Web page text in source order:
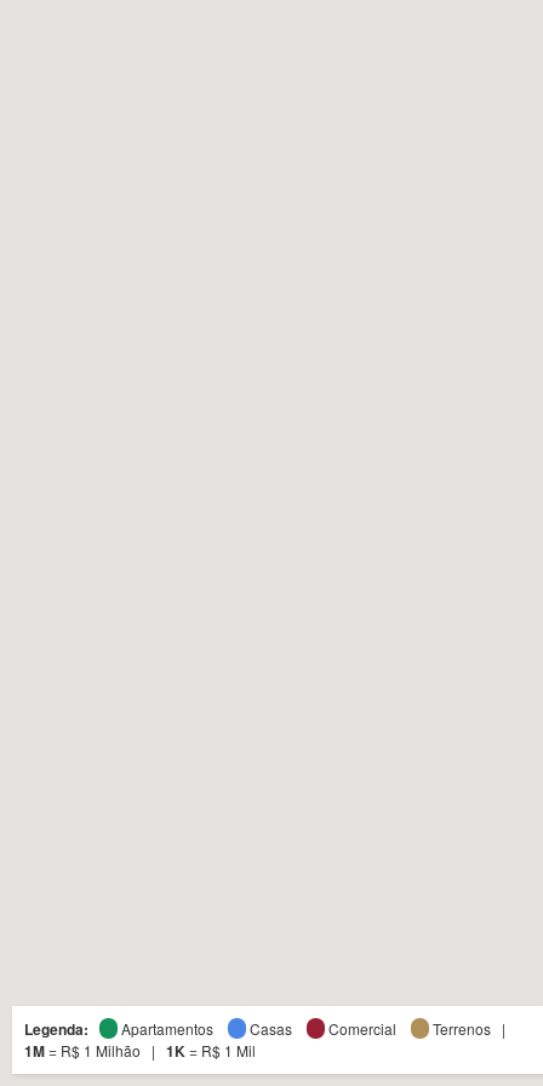
Legenda: Apartamentos Casas Comercial Terrenos |
1M= R$ 1 Milhão | 1K= R$ 1 Mil